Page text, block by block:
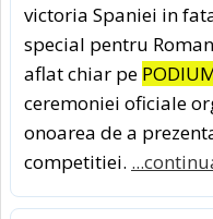
victoria Spaniei in
special pentru
aflat chiar pe
ceremoniei oficiale
onoarea de a
competitiei.